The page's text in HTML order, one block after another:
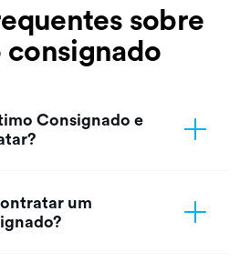
sobre
Consignado e
um